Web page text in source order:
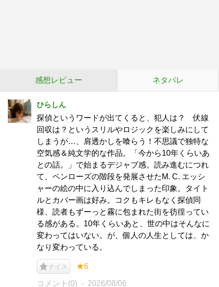
感想レビュー ネタバレ
ひらしん
探偵というワードが出てくると、犯人は？ 伏線
回収は？というスリルやロジックを楽しみにして
しまうが…、肩透かしを喰らう！不思議で独特な
空気感＆純文学的な作品。「今から10年くらいあ
との話。」で始まるデジャブ感。読み進むにつれ
て、ペンローズの階段を発展させたM. C. エッシ
ャーの絵の中に入り込んでしまった印象。タイト
ルとカバー画は好み。コクもキレもなく探偵同
様、読者もずーっと霧に包まれた街を彷徨ってい
る感がある。10年くらいあと、世の中はそんなに
変わってはいない。が、個人の人生としては、か
なり変わっている。
ナイス ★6
コメント(0) 2026/08/06